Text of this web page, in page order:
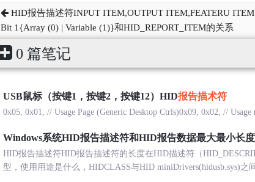
HID报告描述符INPUT ITEM,OUTPUT ITEM,FEATERU ITEM
Bit 1{Array (0) | Variable (1)}和HID_REPORT_ITEM的关系
0 篇笔记
USB鼠标（按键1，按键2，按键12）HID报告描术符
0x05, 0x01, // Usage Page (Generic Desktop Ctrls)0x09, 0x02, //
Windows系统HID报告描述符和HID报告数据最大最小长度
HID报告描述符HID报告描述符的长度在HID描述符（
型，使用用途是什么，HIDCLASS与HID miniDrivers(hidusb.sys)